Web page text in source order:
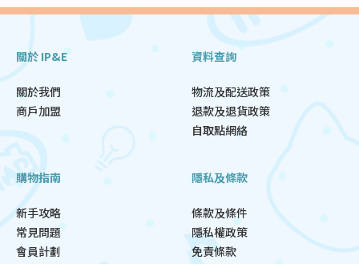
關於 IP&E
關於我們
商戶加盟
資料查詢
物流及配送政策
退款及退貨政策
自取點網絡
購物指南
新手攻略
常見問題
會員計劃
隱私及條款
條款及條件
隱私權政策
免責條款